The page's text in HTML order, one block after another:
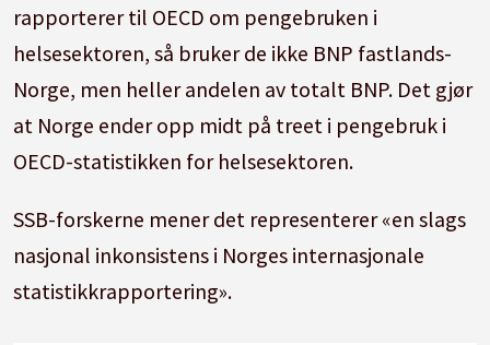
rapporterer til OECD om pengebruken i
helsesektoren, så bruker de ikke BNP fastlands-
Norge, men heller andelen av totalt BNP. Det gjør
at Norge ender opp midt på treet i pengebruk i
OECD-statistikken for helsesektoren.
SSB-forskerne mener det representerer «en slags
nasjonal inkonsistens i Norges internasjonale
statistikkrapportering».